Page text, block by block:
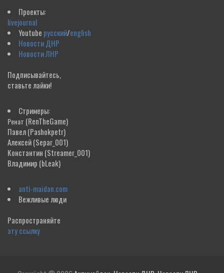
Проекты:
livejournal
Youtube русский/english
Новости ДНР
Новости ЛНР
Подписывайтесь,
ставьте лайки!
Стримеры:
Ренат (RenTheGame)
Павел(Pashokpetr)
Алексей(Separ_001)
Константин (Streamer_001)
Владимир (bLeak)
anti-maidan.com
Вежливые люди
Распространяйте
эту ссылку